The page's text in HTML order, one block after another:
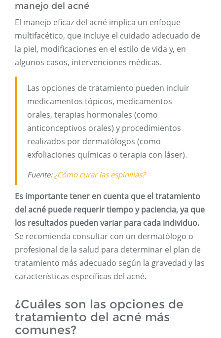
manejo del acné
El manejo eficaz del acné implica un enfoque
multifacético, que incluye el cuidado adecuado de
la piel, modificaciones en el estilo de vida y, en
algunos casos, intervenciones médicas.
Las opciones de tratamiento pueden incluir
medicamentos tópicos, medicamentos
orales, terapias hormonales (como
anticonceptivos orales) y procedimientos
realizados por dermatólogos (como
exfoliaciones químicas o terapia con láser).
Fuente:¿Cómo curar las espinillas?
Es importante tener en cuenta que el tratamiento
del acné puede requerir tiempo y paciencia, ya que
los resultados pueden variar para cada individuo.
Se recomienda consultar con un dermatólogo o
profesional de la salud para determinar el plan de
tratamiento más adecuado según la gravedad y las
características específicas del acné.
¿Cuáles son las opciones de
tratamiento del acné más
comunes?